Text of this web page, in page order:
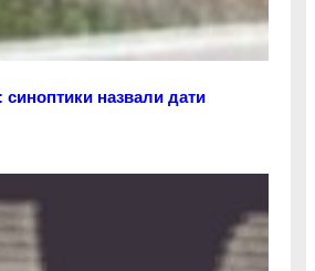
синоптики назвали дати